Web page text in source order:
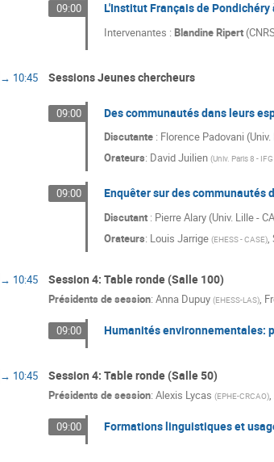
09:00 L'Institut Français de
Intervenantes : Blandine Ripert
→ 10:45 Sessions Jeunes chercheurs
09:00 Des communautés dans leurs
Discutante: Florence Padovani (Univ.
Orateurs: David Juilien (Univ. Paris 8 -
09:00 Enquêter sur des communautés
Discutant: Pierre Alary (Univ. Lille -
Orateurs: Louis Jarrige (EHESS - CASE),
→ 10:45 Session 4: Table ronde (Salle 100)
Présidents de session: Anna Dupuy (EHESS-LAS),
09:00 Humanités environnementales:
→ 10:45 Session 4: Table ronde (Salle 50)
Présidents de session: Alexis Lycas (EPHE-CRCAO),
09:00 Formations linguistiques et